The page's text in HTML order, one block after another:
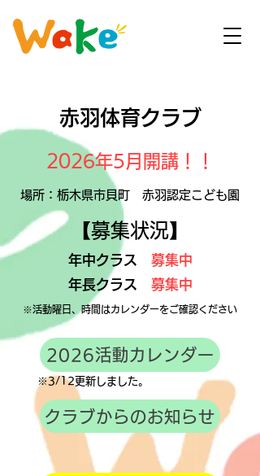
赤羽体育クラブ
2026年5月開講！！
場所：栃木県市貝町 赤羽認定こども園
【募集状況】
年中クラス 募集中
年長クラス 募集中
※活動曜日、時間はカレンダーをご確認ください
2026活動カレンダー
​※3/12更新しました。
クラブからのお知らせ